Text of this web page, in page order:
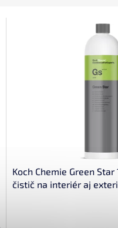
Koch Chemie Green
čistič na interiér aj